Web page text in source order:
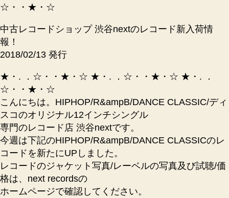
ダ
の
古
レ
コ
ー
な
ら
-
レ
☆・・★・☆
中古レコードショップ 渋谷nextのレコード新入荷情
報！
2018/02/13 発行
★・. ．☆・・★・☆ ★・. ．☆・・★・☆ ★・. ．
☆・・★・☆
こんにちは。HIPHOP/R&ampB/DANCE CLASSIC/ディ
スコのオリジナル12インチシングル
専門のレコード店 渋谷nextです。
今週は下記のHIPHOP/R&ampB/DANCE CLASSICのレ
コードを新たにUPしました。
レコードのジャケット写真/レーベルの写真及び試聴/価
格は、next recordsの
ホームページで確認してください。